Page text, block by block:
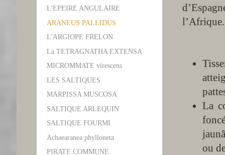
l’Afrique.
La
ou
L'EPEIRE ANGULAIRE
ARANEUS PALLIDUS
L'ARGIOPE FRELON
La TETRAGNATHA EXTENSA
MICROMMATE virescens
LES SALTIQUES
MARPISSA MUSCOSA
SALTIQUE ARLEQUIN
SALTIQUE FOURMI
Achaearanea phylloneta
PIRATE COMMUNE